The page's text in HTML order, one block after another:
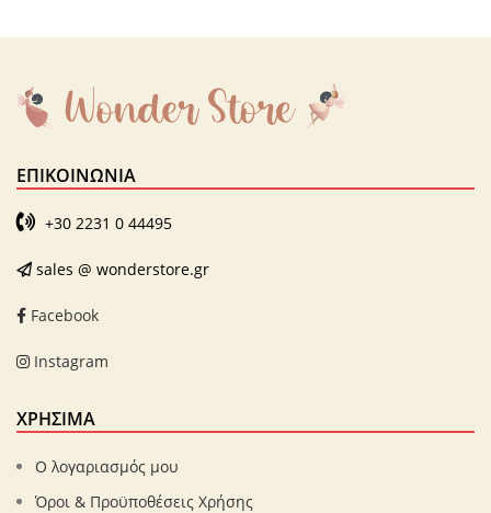
ΕΠΙΚΟΙΝΩΝΊΑ
+30 2231 0 44495
sales @ wonderstore.gr
Facebook
Instagram
ΧΡΗΣΙΜΑ
Ο λογαριασμός μου
Όροι & Προϋποθέσεις Χρήσης